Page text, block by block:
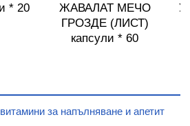
* 20
ЖАВАЛАТ МЕЧО
ГРОЗДЕ (ЛИСТ)
капсули * 60
за напълняване и апетит